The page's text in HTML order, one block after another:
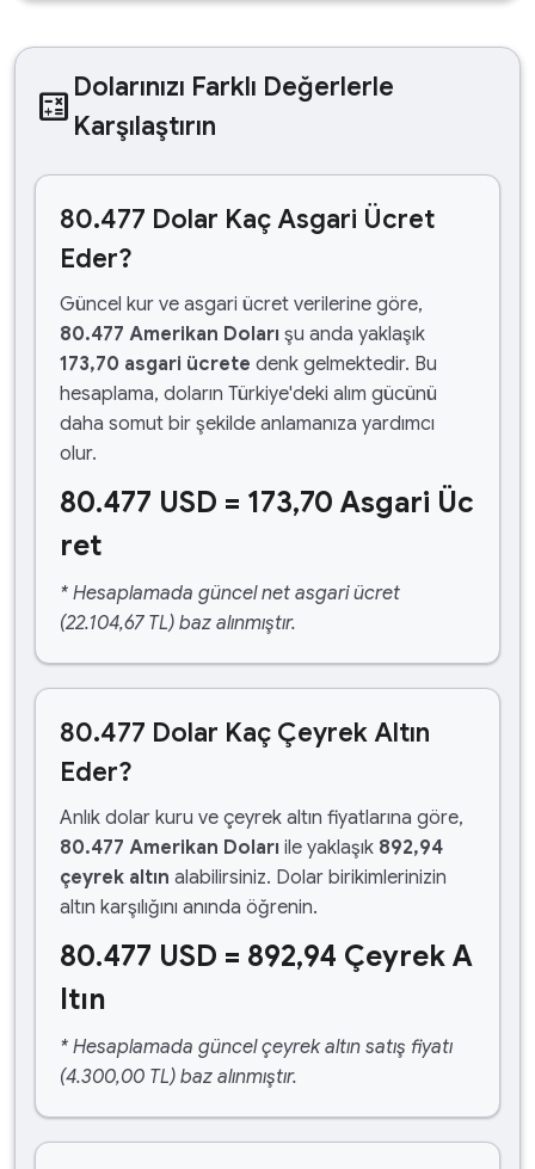
calculate Dolarınızı Farklı Değerlerle
Karşılaştırın
80.477 Dolar Kaç Asgari Ücret
Eder?
Güncel kur ve asgari ücret verilerine göre,
80.477 Amerikan Doları şu anda yaklaşık
173,70 asgari ücrete denk gelmektedir. Bu
hesaplama, doların Türkiye'deki alım gücünü
daha somut bir şekilde anlamanıza yardımcı
olur.
80.477 USD = 173,70 Asgari Üc
ret
* Hesaplamada güncel net asgari ücret
(22.104,67 TL) baz alınmıştır.
80.477 Dolar Kaç Çeyrek Altın
Eder?
Anlık dolar kuru ve çeyrek altın fiyatlarına göre,
80.477 Amerikan Doları ile yaklaşık 892,94
çeyrek altın alabilirsiniz. Dolar birikimlerinizin
altın karşılığını anında öğrenin.
80.477 USD = 892,94 Çeyrek A
ltın
* Hesaplamada güncel çeyrek altın satış fiyatı
(4.300,00 TL) baz alınmıştır.